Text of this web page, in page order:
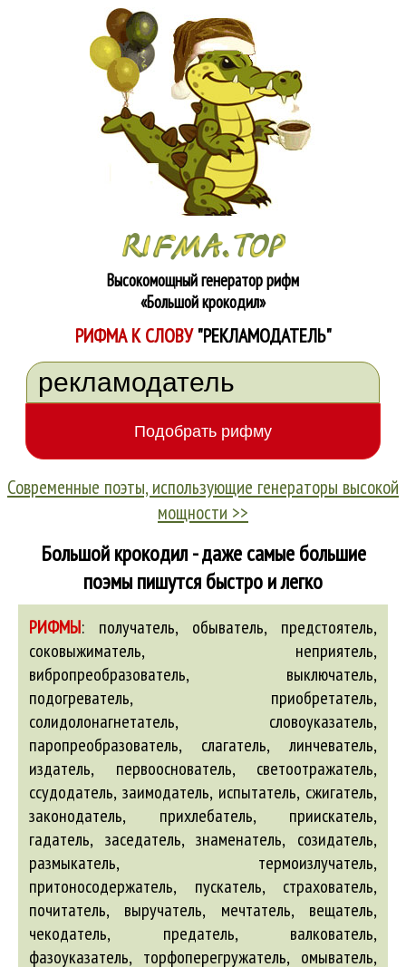
Высокомощный генератор рифм
«Большой крокодил»
РИФМА К СЛОВУ"РЕКЛАМОДАТЕЛЬ"
Современные поэты, использующие генераторы высокой
мощности >>
Большой крокодил - даже самые большие
поэмы пишутся быстро и легко
РИФМЫ: получатель, обыватель, предстоятель,
соковыжиматель, неприятель,
вибропреобразователь, выключатель,
подогреватель, приобретатель,
солидолонагнетатель, словоуказатель,
паропреобразователь, слагатель, линчеватель,
издатель, первооснователь, светоотражатель,
ссудодатель, заимодатель, испытатель, сжигатель,
законодатель, прихлебатель, приискатель,
гадатель, заседатель, знаменатель, созидатель,
размыкатель, термоизлучатель,
притоносодержатель, пускатель, страхователь,
почитатель, выручатель, мечтатель, вещатель,
чекодатель, предатель, валкователь,
фазоуказатель, торфоперегружатель, омыватель,